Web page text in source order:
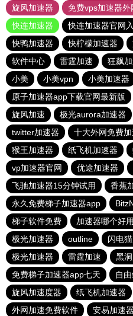
旋风加速器
免费vps加速器外
快连加速器
快连加速器官网
快鸭加速器
快柠檬加速器
软件中心
雷霆加速 狂飙
小美
小美vpn
小美加速器
原子加速器app下载官网最新版
旋风加速
极光aurora加速器
twitter加速器
十大外网免费
猴王加速器
纸飞机加速器
vp加速器官网
优途加速器
飞驰加速器15分钟试用
香蕉
永久免费梯子加速器app
梯子软件免费
加速器哪个好用
极光加速器
outline 闪电
极光加速器
雷霆加速
黑
免费梯子加速器app七天
自
旋风加速度器
纸飞机加速器
外网加速免费软件
安易加速器